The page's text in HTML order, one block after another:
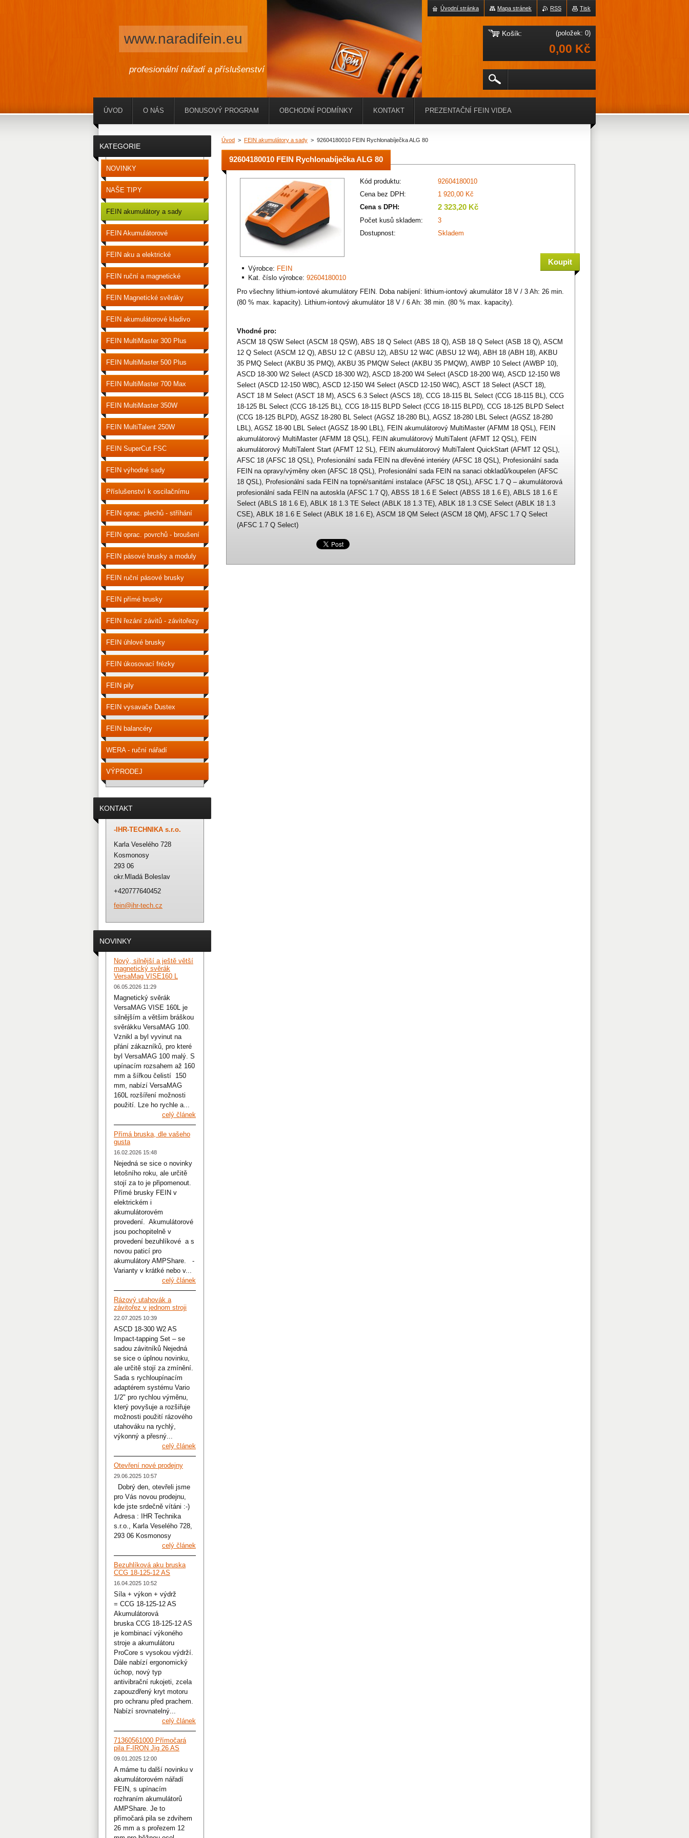
www.naradifein.eu
profesionální nářadí a příslušenství
Úvod > FEIN akumulátory a sady > 92604180010 FEIN Rychlonabíječka ALG 80
92604180010 FEIN Rychlonabíječka ALG 80
Kód produktu:
92604180010
Cena bez DPH:
1 920,00 Kč
Cena s DPH:
2 323,20 Kč
Počet kusů skladem:
3
Dostupnost:
Skladem
Výrobce: FEIN
Kat. číslo výrobce: 92604180010
Pro všechny lithium-iontové akumulátory FEIN. Doba nabíjení: lithium-iontový akumulátor 18 V / 3 Ah: 26 min.
(80 % max. kapacity). Lithium-iontový akumulátor 18 V / 6 Ah: 38 min. (80 % max. kapacity).
Vhodné pro:
ASCM 18 QSW Select (ASCM 18 QSW), ABS 18 Q Select (ABS 18 Q), ASB 18 Q Select (ASB 18 Q), ASCM
12 Q Select (ASCM 12 Q), ABSU 12 C (ABSU 12), ABSU 12 W4C (ABSU 12 W4), ABH 18 (ABH 18), AKBU
35 PMQ Select (AKBU 35 PMQ), AKBU 35 PMQW Select (AKBU 35 PMQW), AWBP 10 Select (AWBP 10),
ASCD 18-300 W2 Select (ASCD 18-300 W2), ASCD 18-200 W4 Select (ASCD 18-200 W4), ASCD 12-150 W8
Select (ASCD 12-150 W8C), ASCD 12-150 W4 Select (ASCD 12-150 W4C), ASCT 18 Select (ASCT 18),
ASCT 18 M Select (ASCT 18 M), ASCS 6.3 Select (ASCS 18), CCG 18-115 BL Select (CCG 18-115 BL), CCG
18-125 BL Select (CCG 18-125 BL), CCG 18-115 BLPD Select (CCG 18-115 BLPD), CCG 18-125 BLPD Select
(CCG 18-125 BLPD), AGSZ 18-280 BL Select (AGSZ 18-280 BL), AGSZ 18-280 LBL Select (AGSZ 18-280
LBL), AGSZ 18-90 LBL Select (AGSZ 18-90 LBL), FEIN akumulátorový MultiMaster (AFMM 18 QSL), FEIN
akumulátorový MultiMaster (AFMM 18 QSL), FEIN akumulátorový MultiTalent (AFMT 12 QSL), FEIN
akumulátorový MultiTalent Start (AFMT 12 SL), FEIN akumulátorový MultiTalent QuickStart (AFMT 12 QSL),
AFSC 18 (AFSC 18 QSL), Profesionální sada FEIN na dřevěné interiéry (AFSC 18 QSL), Profesionální sada
FEIN na opravy/výměny oken (AFSC 18 QSL), Profesionální sada FEIN na sanaci obkladů/koupelen (AFSC
18 QSL), Profesionální sada FEIN na topné/sanitární instalace (AFSC 18 QSL), AFSC 1.7 Q – akumulátorová
profesionální sada FEIN na autoskla (AFSC 1.7 Q), ABSS 18 1.6 E Select (ABSS 18 1.6 E), ABLS 18 1.6 E
Select (ABLS 18 1.6 E), ABLK 18 1.3 TE Select (ABLK 18 1.3 TE), ABLK 18 1.3 CSE Select (ABLK 18 1.3
CSE), ABLK 18 1.6 E Select (ABLK 18 1.6 E), ASCM 18 QM Select (ASCM 18 QM), AFSC 1.7 Q Select
(AFSC 1.7 Q Select)
KATEGORIE
NOVINKY
NAŠE TIPY
FEIN akumulátory a sady
FEIN Akumulátorové
šroubováky
FEIN aku a elektrické
šroubováky
FEIN ruční a magnetické
vrtačky
FEIN Magnetické svěráky
FEIN akumulátorové kladivo
vrtací
FEIN MultiMaster 300 Plus
FEIN MultiMaster 500 Plus
FEIN MultiMaster 700 Max
FEIN MultiMaster 350W
FEIN MultiTalent 250W
FEIN SuperCut FSC
FEIN výhodné sady
příslušenství
Příslušenství k oscilačnímu
nářadí
FEIN oprac. plechů - stříhání
FEIN oprac. povrchů - broušení
a leštění
FEIN pásové brusky a moduly
FEIN ruční pásové brusky
FEIN přímé brusky
FEIN řezání závitů - závitořezy
FEIN úhlové brusky
FEIN úkosovací frézky
FEIN pily
FEIN vysavače Dustex
FEIN balancéry
WERA - ruční nářadí
VÝPRODEJ
KONTAKT
-IHR-TECHNIKA s.r.o.
Karla Veselého 728
Kosmonosy
293 06
okr.Mladá Boleslav
+420777640452
fein@ihr-tech.cz
NOVINKY
Nový, silnější a ještě větší
magnetický svěrák
VersaMag VISE160 L
06.05.2026 11:29
Magnetický svěrák
VersaMAG VISE 160L je
silnějším a většim bráškou
svěrákku VersaMAG 100.
Vznikl a byl vyvinut na
přání zákazníků, pro které
byl VersaMAG 100 malý. S
upínacím rozsahem až 160
mm a šířkou čelistí 150
mm, nabízí VersaMAG
160L rozšíření možnosti
použití. Lze ho rychle a...
celý článek
Přímá bruska, dle vašeho
gusta
16.02.2026 15:48
Nejedná se sice o novinky
letošního roku, ale určitě
stojí za to je připomenout.
Přímé brusky FEIN v
elektrickém i
akumulátorovém
provedení. Akumulátorové
jsou pochopitelně v
provedení bezuhlíkové a s
novou paticí pro
akumulátory AMPShare. -
Varianty v krátké nebo v...
celý článek
Rázový utahovák a
závitořez v jednom stroji
22.07.2025 10:39
ASCD 18-300 W2 AS
Impact-tapping Set – se
sadou závitníků Nejedná
se sice o úplnou novinku,
ale určitě stojí za zmínění.
Sada s rychloupínacím
adaptérem systému Vario
1/2" pro rychlou výměnu,
který povyšuje a rozšiřuje
možnosti použití rázového
utahováku na rychlý,
výkonný a přesný...
celý článek
Otevření nové prodejny
29.06.2025 10:57
Dobrý den, otevřeli jsme
pro Vás novou prodejnu,
kde jste srdečně vítáni :-)
Adresa : IHR Technika
s.r.o., Karla Veselého 728,
293 06 Kosmonosy
celý článek
Bezuhlíková aku bruska
CCG 18-125-12 AS
16.04.2025 10:52
Síla + výkon + výdrž
= CCG 18-125-12 AS
Akumulátorová
bruska CCG 18-125-12 AS
je kombinací výkoného
stroje a akumulátoru
ProCore s vysokou výdrží.
Dále nabízí ergonomický
úchop, nový typ
antivibrační rukojeti, zcela
zapouzdřený kryt motoru
pro ochranu před prachem.
Nabízí srovnatelný...
celý článek
71360561000 Přímočará
pila F-IRON Jig 26 AS
09.01.2025 12:00
A máme tu další novinku v
akumulátorovém nářadí
FEIN, s upínacím
rozhraním akumulátorů
AMPShare. Je to
přímočará pila se zdvihem
26 mm a s prořezem 12
ÚVOD O NÁS BONUSOVÝ PROGRAM OBCHODNÍ PODMÍNKY KONTAKT PREZENTAČNÍ FEIN VIDEA
Tisk
RSS
Mapa stránek
Úvodní stránka
Košík: (položek: 0)
0,00 Kč